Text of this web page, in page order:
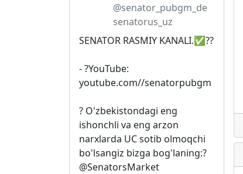
@senator_pubgm_de
senatorus_uz
SENATOR RASMIY KANALI.✅??
- ?YouTube:
youtube.com//senatorpubgm
? O'zbekistondagi eng
ishonchli va eng arzon
narxlarda UC sotib olmoqchi
bo'lsangiz bizga bog'laning:?
@SenatorsMarket